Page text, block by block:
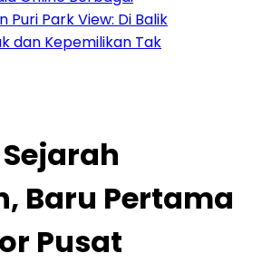
View: Di Balik
Tak
Baru Pertama
Pusat